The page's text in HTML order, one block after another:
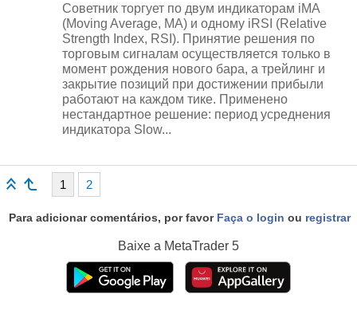
Советник торгует по двум индикаторам iMA
(Moving Average, MA) и одному iRSI (Relative
Strength Index, RSI). Принятие решения по
торговым сигналам осуществляется только в
момент рождения нового бара, а трейлинг и
закрытие позиций при достижении прибыли
работают на каждом тике. Применено
нестандартное решение: период усреднения
индикатора Slow...
1 2
Para adicionar comentários, por favor Faça o login ou registrar
Baixe a MetaTrader 5